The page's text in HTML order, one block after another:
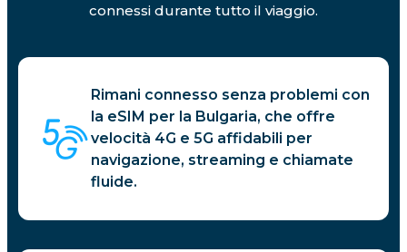
connessi durante tutto il viaggio.
Rimani connesso senza problemi con
la eSIM per la Bulgaria, che offre
velocità 4G e 5G affidabili per
navigazione, streaming e chiamate
fluide.